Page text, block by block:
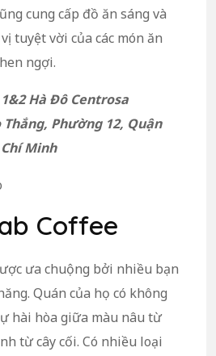
cung cấp đồ ăn sáng và
tuyệt vời của các món ăn
ngợi.
Hà Đô Centrosa
Thắng, Phường 12, Quận
Minh
Coffee
ưa chuộng bởi nhiều bạn
Quán của họ có không
hài hòa giữa màu nâu từ
từ cây cối. Có nhiều loại